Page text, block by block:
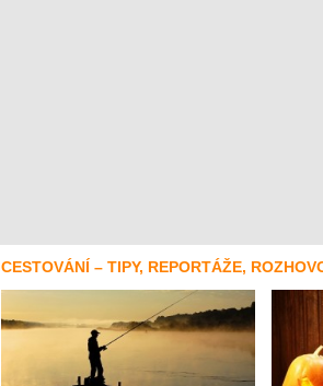
CESTOVÁNÍ – TIPY, REPORTÁŽE,